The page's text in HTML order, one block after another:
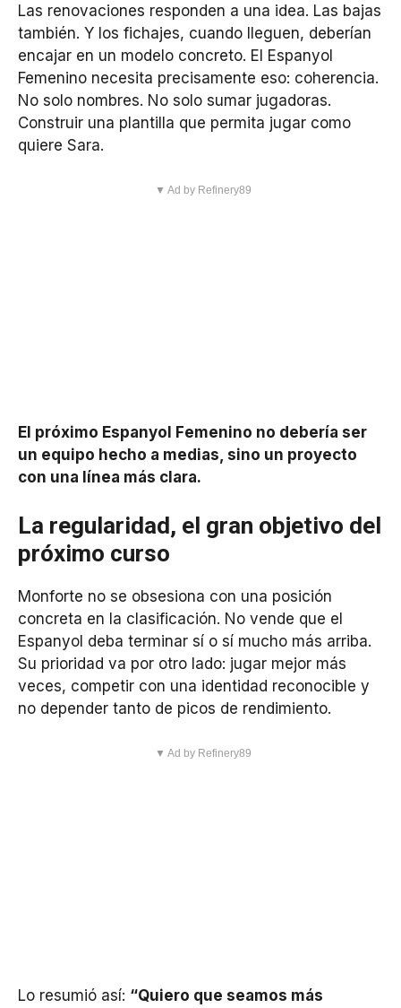
Las renovaciones responden a una idea. Las bajas
también. Y los fichajes, cuando lleguen, deberían
encajar en un modelo concreto. El Espanyol
Femenino necesita precisamente eso: coherencia.
No solo nombres. No solo sumar jugadoras.
Construir una plantilla que permita jugar como
quiere Sara.
▼ Ad by Refinery89
El próximo Espanyol Femenino no debería ser
un equipo hecho a medias, sino un proyecto
con una línea más clara.
La regularidad, el gran objetivo del
próximo curso
Monforte no se obsesiona con una posición
concreta en la clasificación. No vende que el
Espanyol deba terminar sí o sí mucho más arriba.
Su prioridad va por otro lado: jugar mejor más
veces, competir con una identidad reconocible y
no depender tanto de picos de rendimiento.
▼ Ad by Refinery89
Lo resumió así: “Quiero que seamos más